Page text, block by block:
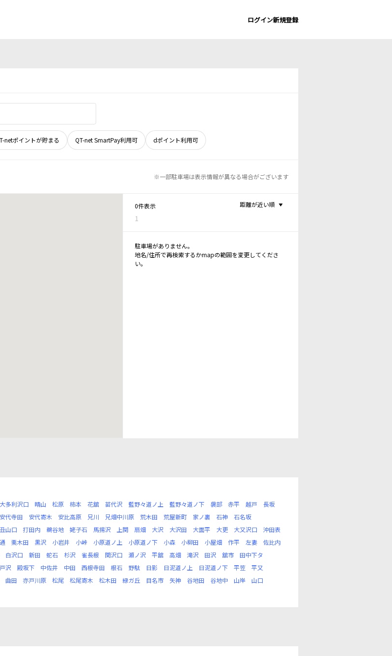
ログイン新規登録
netポイントが貯まる QT-net SmartPay利用可 dポイント利用可
※一部駐車場は表示情報が異なる場合がございます
0件表示
1
距離が近い順
駐車場がありません。
地名/住所で再検索するかmapの範囲を変更してくださ
い。
大多利沢口 晴山 松原 柿本 花舘 苗代沢 藍野々道ノ上 藍野々道ノ下 袰部 赤平 越戸
長坂
安代寺田 安代寄木 安比高原 兄川 兄畑中川原 荒木田 荒屋新町 家ノ裏 石神
石名坂
丑山口 打田内 鵜谷地 姥子石 馬揚沢 上関 扇畑 大沢 大沢田 大面平 大更 大又沢口
沖田表
栗木田 黒沢 小岩井 小峠 小原道ノ上 小原道ノ下 小森 小柳田 小屋畑 作平 左妻
佐比内
白沢口 新田 蛇石 杉沢 雀長根 関沢口 瀬ノ沢 平舘 高畑 滝沢 田沢 舘市
田中下タ
戸沢 殿坂下 中佐井 中田 西根寺田 根石 野駄 日影 日泥道ノ上 日泥道ノ下 平笠
平又
曲田 亦戸川原 松尾 松尾寄木 松木田 緑ガ丘 目名市 矢神 谷地田 谷地中 山岸
山口